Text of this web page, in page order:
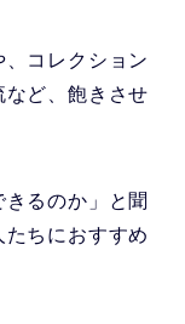
コレクション
ど、飽きさせ
きるのか」と聞
ちにおすすめ